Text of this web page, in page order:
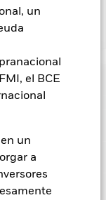
un
el BCE
un
a
Mostrar menos
UCITS
ver afectado por
Entre otros
políticos, las
y los hechos
la metodología del
de obtener